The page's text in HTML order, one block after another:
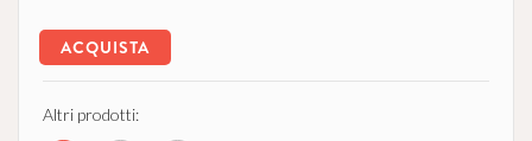
ACQUISTA
Altri prodotti: